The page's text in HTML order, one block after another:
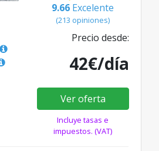
9.66 Excelente
(213 opiniones)
Precio desde:
42€/día
Ver oferta
Incluye tasas e
impuestos. (VAT)